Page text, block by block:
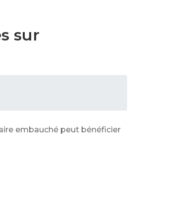
sur
embauché peut bénéficier